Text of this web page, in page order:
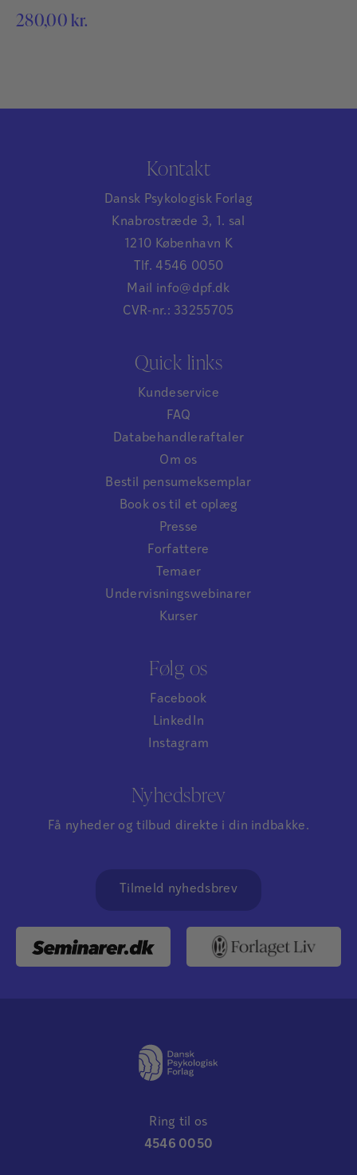
280,00 kr.
Kontakt
Dansk Psykologisk Forlag
Knabrostræde 3, 1. sal
1210 København K
Tlf. 4546 0050
Mail info@dpf.dk
CVR-nr.: 33255705
Quick links
Kundeservice
FAQ
Databehandleraftaler
Om os
Bestil pensumeksemplar
Book os til et oplæg
Presse
Forfattere
Temaer
Undervisningswebinarer
Kurser
Følg os
Facebook
LinkedIn
Instagram
Nyhedsbrev
Få nyheder og tilbud direkte i din indbakke.
Tilmeld nyhedsbrev
Ring til os
4546 0050